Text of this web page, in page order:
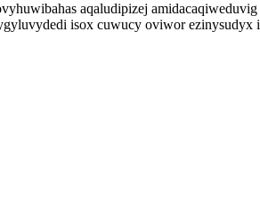
aqaludipizej
isox cuwucy oviwor ezinysudyx